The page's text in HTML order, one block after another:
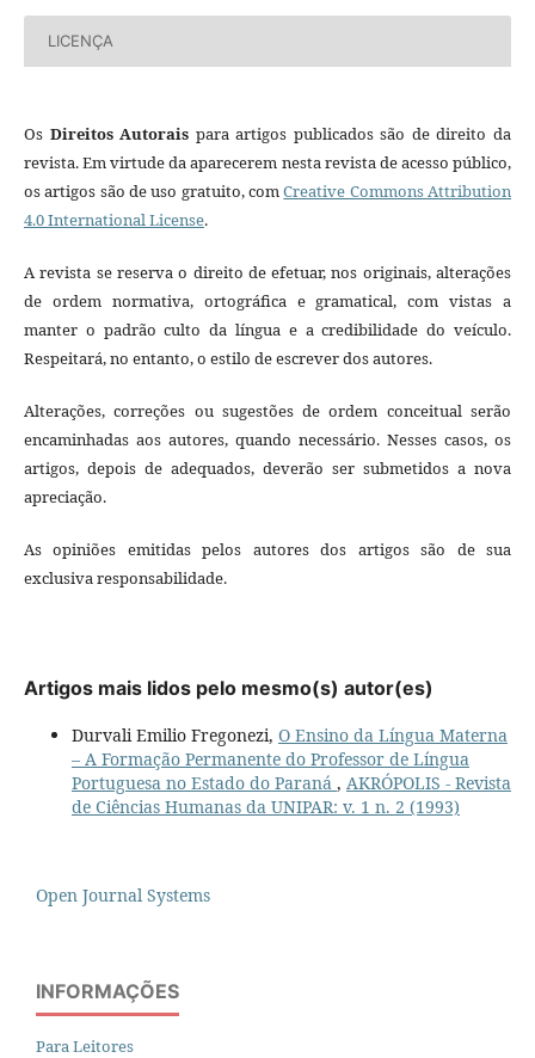
LICENÇA
Os Direitos Autorais para artigos publicados são de direito da
revista. Em virtude da aparecerem nesta revista de acesso público,
os artigos são de uso gratuito, comCreative Commons Attribution
4.0 International License.
A revista se reserva o direito de efetuar, nos originais, alterações
de ordem normativa, ortográfica e gramatical, com vistas a
manter o padrão culto da língua e a credibilidade do veículo.
Respeitará, no entanto, o estilo de escrever dos autores.
Alterações, correções ou sugestões de ordem conceitual serão
encaminhadas aos autores, quando necessário. Nesses casos, os
artigos, depois de adequados, deverão ser submetidos a nova
apreciação.
As opiniões emitidas pelos autores dos artigos são de sua
exclusiva responsabilidade.
Artigos mais lidos pelo mesmo(s) autor(es)
Durvali Emilio Fregonezi, O Ensino da Língua Materna
– A Formação Permanente do Professor de Língua
Portuguesa no Estado do Paraná , AKRÓPOLIS - Revista
de Ciências Humanas da UNIPAR: v. 1 n. 2 (1993)
Open Journal Systems
INFORMAÇÕES
Para Leitores